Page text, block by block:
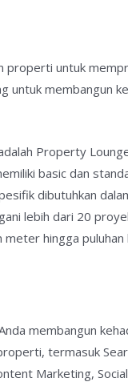
untuk
membangun
Property
basic dan
dibutuhkan
lebih dari 20
meter hingga
membangun
termasuk
Marketing,